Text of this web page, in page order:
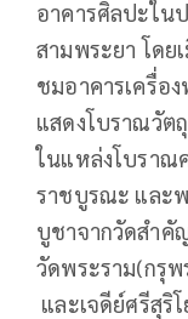
อาคารศิลปะใน
สามพระยา โดย
ชมอาคารเครื่อ
แสดงโบราณวัต
ในแหล่งโบราณ
ราชบูรณะ และ
บูชาจากวัดสำคั
วัดพระราม(กรุพ
และเจดีย์ศรีสุริ